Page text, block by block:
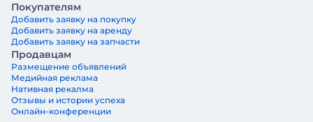
Покупателям
Добавить заявку на покупку
Добавить заявку на аренду
Добавить заявку на запчасти
Продавцам
Размещение объявлений
Медийная реклама
Нативная рекалма
Отзывы и истории успеха
Онлайн-конференции